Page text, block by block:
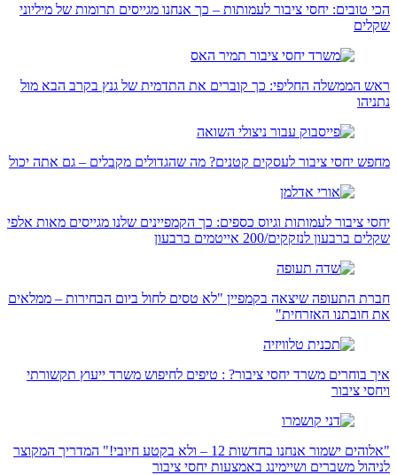
הכי טובים: יחסי ציבור לעמותות – כך אנחנו מגייסים תרומות של מיליוני
שקלים
ראש הממשלה החליפי: כך קוברים את התדמית של גנץ בקרב הבא מול
נתניהו
מחפש יחסי ציבור לעסקים קטנים? מה שהגדולים מקבלים – גם אתה יכול
יחסי ציבור לעמותות וגיוס כספים: כך הקמפיינים שלנו מגייסים מאות אלפי
שקלים ברבעון לנזקקים/200 אייטמים ברבעון
חברת התעופה שיצאה בקמפיין "לא טסים לחול ביום הבחירות – ממלאים
את חובתנו האזרחית"
איך בוחרים משרד יחסי ציבור? : טיפים לחיפוש משרד ייעוץ תקשורתי
ויחסי ציבור
"אלוהים ישמור אנחנו בחדשות 12 – ולא בקטע חיובי!" המדריך המקוצר
לניהול משברים ושיימינג באמצעות יחסי ציבור